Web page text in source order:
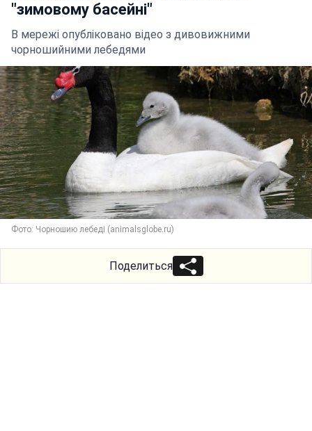
"зимовому басейні"
В мережі опубліковано відео з дивовижними
чорношийними лебедями
Фото: Чорношию лебеді (animalsglobe.ru)
Поделиться